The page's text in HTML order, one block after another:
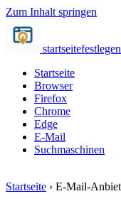
Zum Inhalt springen
startseite
Startseite
Browser
Firefox
Chrome
Edge
E-Mail
Suchmaschinen
Startseite › E-Mail-